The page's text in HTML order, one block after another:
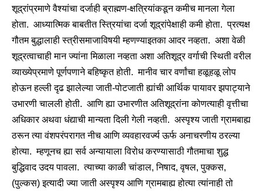
शूद्रांप्रमाणे वैश्यांचा दर्जाही ब्राह्मण-क्षत्रियांकडून कमीच मानला गेला
होता. आध्यात्मिक बाबतीत स्त्रियांचा दर्जा शूद्रांपेक्षाही कमी होता. प्रत्यक्ष
गौतम बुद्धालाही स्त्रीसमाजाविषयी म्हणण्याइतका आदर नव्हता. अशा वेळी
शूद्रत्वाचाही मान ज्यांना मिळाला नव्हता अशा अतिशूद्र वर्गाची स्थिती वरील
व्याख्येप्रमाणे पूर्णपणाने बहिष्कृत होती. मानीव चार वर्णांचा हळूहळू लोप
होऊन हल्ली दृढ झालेल्या जाती-पोटजाती ह्यांची आर्थिक पायावर झपाट्याने
उभारणी चालली होती. आणि ह्या उभारणीत अतिशूद्रांना कोणत्याही वृत्तीचा
अधिकार अथवा धंद्याची मान्यता दिली गेली नव्हती. अस्पृश्य जाती ग्रामबाह्य
ठरून त्या वंशपरंपरागत नीच आणि व्यवहारवर्ज्य ऊर्फ अनाचरणीय ठरल्या
होत्या. म्हणूनच ह्या सर्व अन्यायाला विरोध करण्यासाठी गौतमाचा शुद्ध
बुद्धिवाद उदय पावला. त्याच्या काळी चांडाल, निषाद, वृषल, पुक्कस,
(पुल्कस) इत्यादी ज्या जाती अस्पृश्य आणि ग्रामबाह्य होत्या त्यांनाही तो